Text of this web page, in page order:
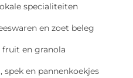
specialiteiten
en zoet beleg
fruit en granola
en pannenkoekjes